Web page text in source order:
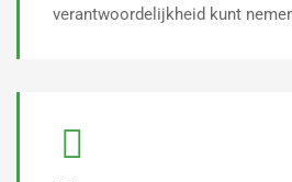
verantwoordelijkheid kunt